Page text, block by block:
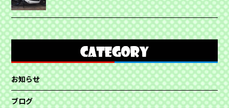
お知らせ
ブログ